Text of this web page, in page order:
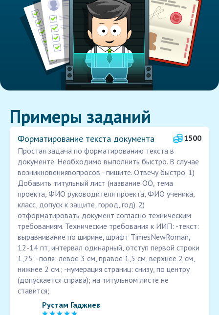
Примеры заданий
Форматирование текста документа
1500
Простая задача по форматированию текста в
документе. Необходимо выполнить быстро. В случае
возникновениявопросов - пишите. Отвечу быстро. 1)
Добавить титульный лист (название ОО, тема
проекта, ФИО руководителя проекта, ФИО ученика,
класс, допуск к защите, город, год). 2)
отформатировать документ согласно техническим
требованиям. Технические требования к ИИП: -текст:
выравнивание по ширине, шрифт TimesNewRoman,
12-14 пт, интервал одинарный, отступ первой строки
1,25; -поля: левое 3 см, правое 1,5 см, верхнее 2 см,
нижнее 2 см.; -нумерация страниц: снизу, по центру
(допускается справа); на титульном листе не
ставится;
Рустам Гаджиев